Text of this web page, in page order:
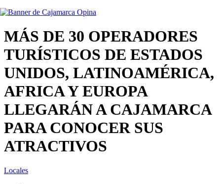
MÁS DE 30 OPERADORES
TURÍSTICOS DE ESTADOS
UNIDOS, LATINOAMÉRICA,
AFRICA Y EUROPA
LLEGARÁN A CAJAMARCA
PARA CONOCER SUS
ATRACTIVOS
Locales